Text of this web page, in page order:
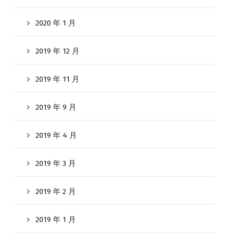
2020 年 1 月
2019 年 12 月
2019 年 11 月
2019 年 9 月
2019 年 4 月
2019 年 3 月
2019 年 2 月
2019 年 1 月